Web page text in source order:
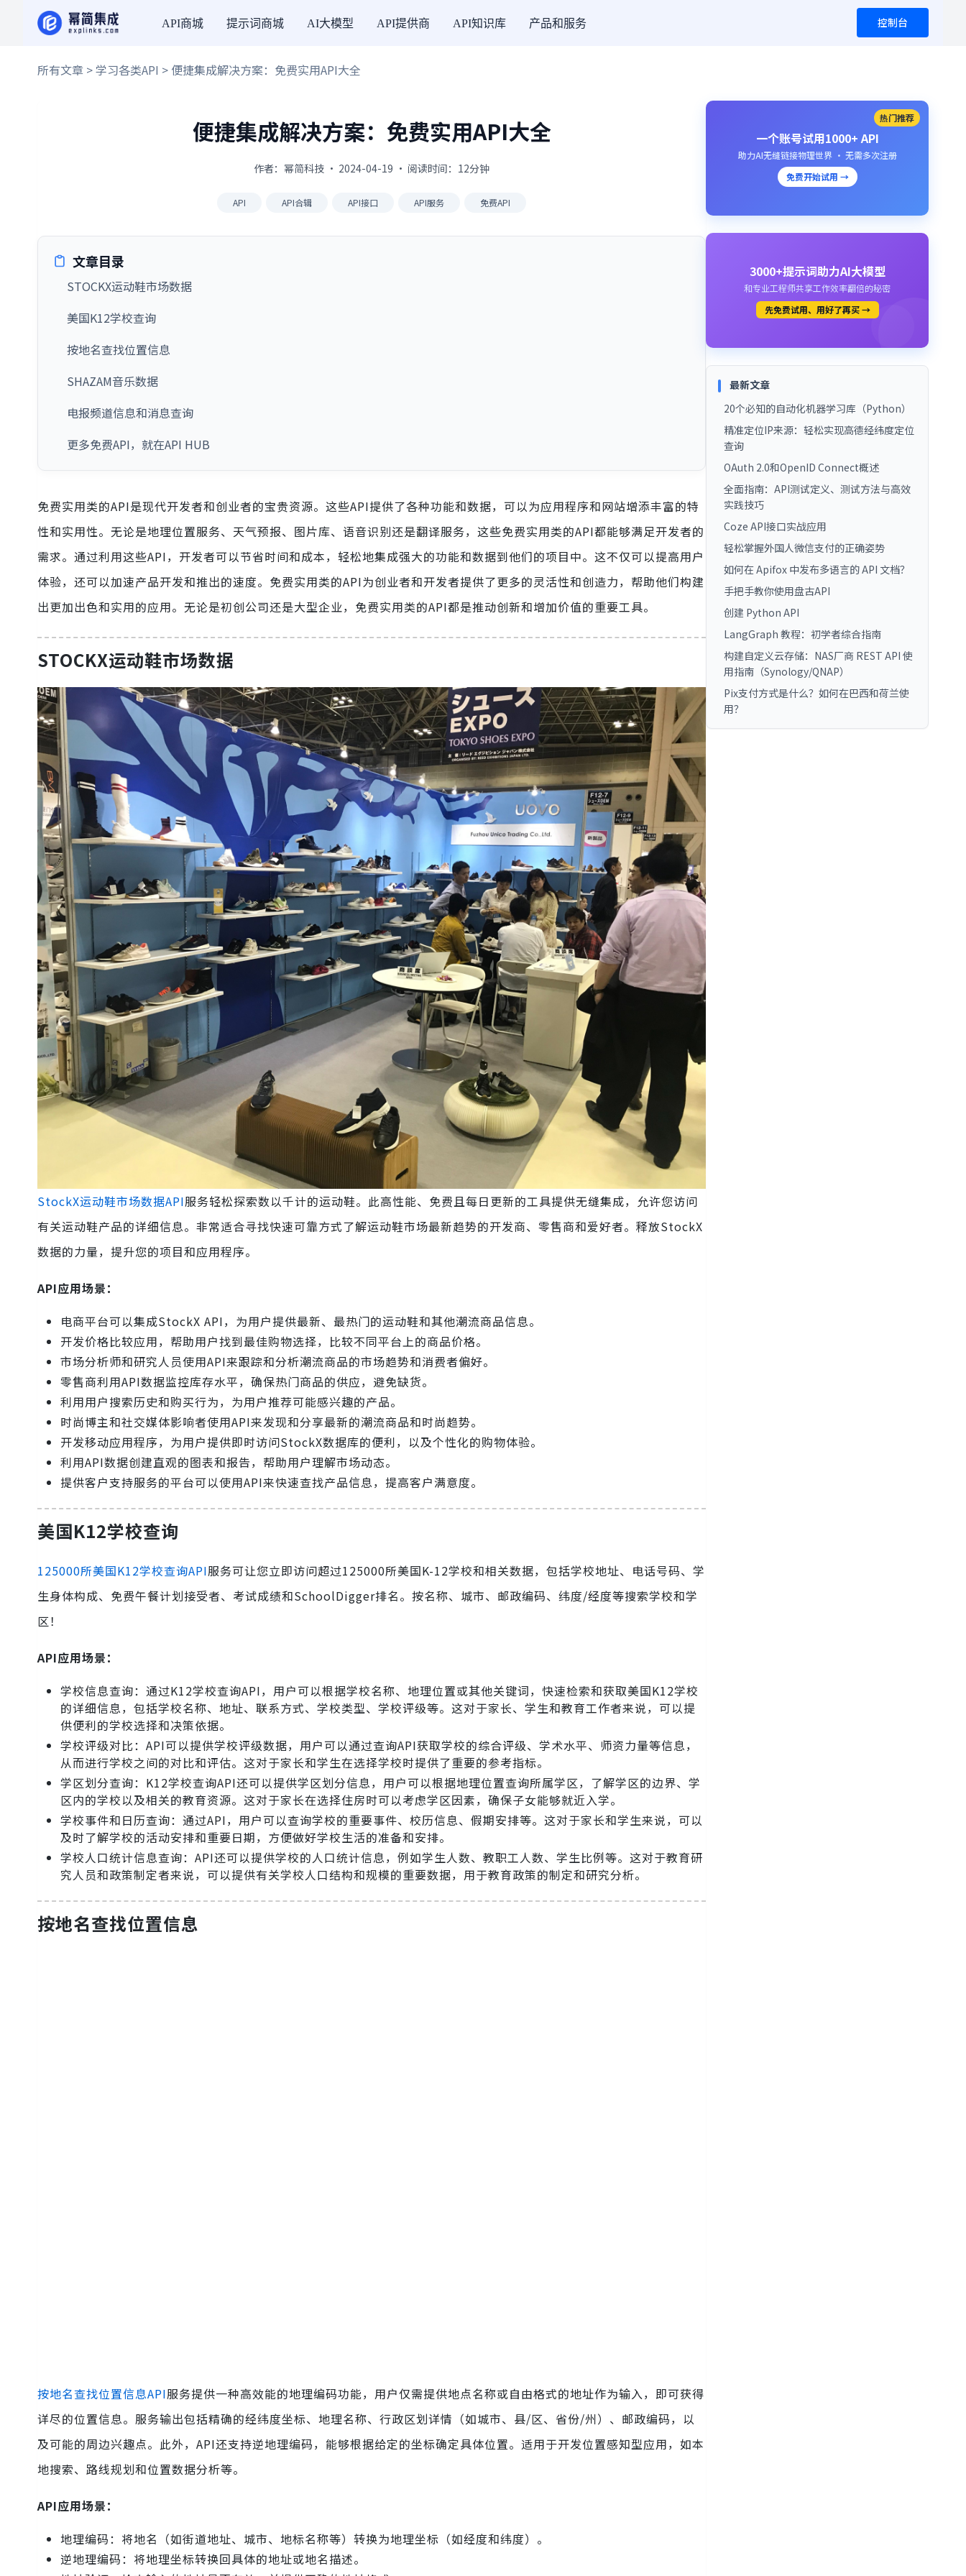
API商城 提示词商城 AI大模型 API提供商 API知识库 产品和服务 控制台
所有文章 >学习各类API > 便捷集成解决方案：免费实用API大全
便捷集成解决方案：免费实用API大全
作者：幂简科技 · 2024-04-19 · 阅读时间：12分钟
API API合辑 API接口 API服务 免费API
文章目录
STOCKX运动鞋市场数据
美国K12学校查询
按地名查找位置信息
SHAZAM音乐数据
电报频道信息和消息查询
更多免费API，就在API HUB
免费实用类的API是现代开发者和创业者的宝贵资源。这些API提供了各种功能和数据，可以为应用程序和网站增添丰富的特
性和实用性。无论是地理位置服务、天气预报、图片库、语音识别还是翻译服务，这些免费实用类的API都能够满足开发者的
需求。通过利用这些API，开发者可以节省时间和成本，轻松地集成强大的功能和数据到他们的项目中。这不仅可以提高用户
体验，还可以加速产品开发和推出的速度。免费实用类的API为创业者和开发者提供了更多的灵活性和创造力，帮助他们构建
出更加出色和实用的应用。无论是初创公司还是大型企业，免费实用类的API都是推动创新和增加价值的重要工具。
STOCKX运动鞋市场数据
StockX运动鞋市场数据API服务轻松探索数以千计的运动鞋。此高性能、免费且每日更新的工具提供无缝集成，允许您访问
有关运动鞋产品的详细信息。非常适合寻找快速可靠方式了解运动鞋市场最新趋势的开发商、零售商和爱好者。释放StockX
数据的力量，提升您的项目和应用程序。
API应用场景：
电商平台可以集成StockX API，为用户提供最新、最热门的运动鞋和其他潮流商品信息。
开发价格比较应用，帮助用户找到最佳购物选择，比较不同平台上的商品价格。
市场分析师和研究人员使用API来跟踪和分析潮流商品的市场趋势和消费者偏好。
零售商利用API数据监控库存水平，确保热门商品的供应，避免缺货。
利用用户搜索历史和购买行为，为用户推荐可能感兴趣的产品。
时尚博主和社交媒体影响者使用API来发现和分享最新的潮流商品和时尚趋势。
开发移动应用程序，为用户提供即时访问StockX数据库的便利，以及个性化的购物体验。
利用API数据创建直观的图表和报告，帮助用户理解市场动态。
提供客户支持服务的平台可以使用API来快速查找产品信息，提高客户满意度。
美国K12学校查询
125000所美国K12学校查询API服务可让您立即访问超过125000所美国K-12学校和相关数据，包括学校地址、电话号码、学
生身体构成、免费午餐计划接受者、考试成绩和SchoolDigger排名。按名称、城市、邮政编码、纬度/经度等搜索学校和学
区！
API应用场景：
学校信息查询：通过K12学校查询API，用户可以根据学校名称、地理位置或其他关键词，快速检索和获取美国K12学校
的详细信息，包括学校名称、地址、联系方式、学校类型、学校评级等。这对于家长、学生和教育工作者来说，可以提
供便利的学校选择和决策依据。
学校评级对比：API可以提供学校评级数据，用户可以通过查询API获取学校的综合评级、学术水平、师资力量等信息，
从而进行学校之间的对比和评估。这对于家长和学生在选择学校时提供了重要的参考指标。
学区划分查询：K12学校查询API还可以提供学区划分信息，用户可以根据地理位置查询所属学区，了解学区的边界、学
区内的学校以及相关的教育资源。这对于家长在选择住房时可以考虑学区因素，确保子女能够就近入学。
学校事件和日历查询：通过API，用户可以查询学校的重要事件、校历信息、假期安排等。这对于家长和学生来说，可以
及时了解学校的活动安排和重要日期，方便做好学校生活的准备和安排。
学校人口统计信息查询：API还可以提供学校的人口统计信息，例如学生人数、教职工人数、学生比例等。这对于教育研
究人员和政策制定者来说，可以提供有关学校人口结构和规模的重要数据，用于教育政策的制定和研究分析。
按地名查找位置信息
按地名查找位置信息API服务提供一种高效能的地理编码功能，用户仅需提供地点名称或自由格式的地址作为输入，即可获得
详尽的位置信息。服务输出包括精确的经纬度坐标、地理名称、行政区划详情（如城市、县/区、省份/州）、邮政编码，以
及可能的周边兴趣点。此外，API还支持逆地理编码，能够根据给定的坐标确定具体位置。适用于开发位置感知型应用，如本
地搜索、路线规划和位置数据分析等。
API应用场景：
地理编码：将地名（如街道地址、城市、地标名称等）转换为地理坐标（如经度和纬度）。
逆地理编码：将地理坐标转换回具体的地址或地名描述。
热门推荐
一个账号试用1000+ API
助力AI无缝链接物理世界 · 无需多次注册
免费开始试用 →
3000+提示词助力AI大模型
和专业工程师共享工作效率翻倍的秘密
先免费试用、用好了再买 →
最新文章
20个必知的自动化机器学习库（Python）
精准定位IP来源：轻松实现高德经纬度定位
查询
OAuth 2.0和OpenID Connect概述
全面指南：API测试定义、测试方法与高效
实践技巧
Coze API接口实战应用
轻松掌握外国人微信支付的正确姿势
如何在 Apifox 中发布多语言的 API 文档？
手把手教你使用盘古API
创建 Python API
LangGraph 教程：初学者综合指南
构建自定义云存储：NAS厂商 REST API 使
用指南（Synology/QNAP）
Pix支付方式是什么？如何在巴西和荷兰使
用？